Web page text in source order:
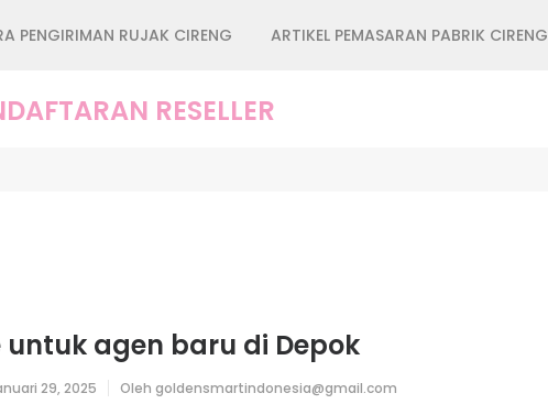
PENGIRIMAN RUJAK CIRENG ARTIKEL PEMASARAN PABRIK CIRENG
RESELLER
agen baru di Depok
29, 2025 Oleh goldensmartindonesia@gmail.com